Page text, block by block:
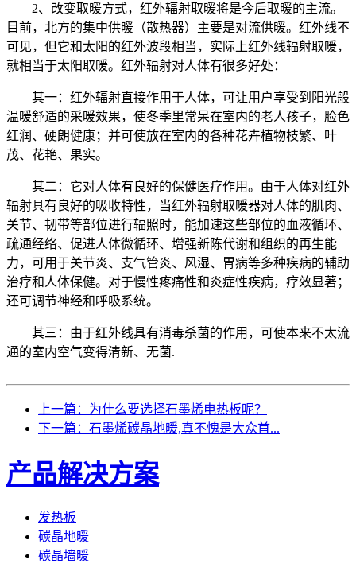
2、改变取暖方式，红外辐射取暖将是今后取暖的主流。
目前，北方的集中供暖（散热器）主要是对流供暖。红外线不
可见，但它和太阳的红外波段相当，实际上红外线辐射取暖，
就相当于太阳取暖。红外辐射对人体有很多好处：
其一：红外辐射直接作用于人体，可让用户享受到阳光般
温暖舒适的采暖效果，使冬季里常呆在室内的老人孩子，脸色
红润、硬朗健康；并可使放在室内的各种花卉植物枝繁、叶
茂、花艳、果实。
其二：它对人体有良好的保健医疗作用。由于人体对红外
辐射具有良好的吸收特性，当红外辐射取暖器对人体的肌肉、
关节、韧带等部位进行辐照时，能加速这些部位的血液循环、
疏通经络、促进人体微循环、增强新陈代谢和组织的再生能
力，可用于关节炎、支气管炎、风湿、胃病等多种疾病的辅助
治疗和人体保健。对于慢性疼痛性和炎症性疾病，疗效显著；
还可调节神经和呼吸系统。
其三：由于红外线具有消毒杀菌的作用，可使本来不太流
通的室内空气变得清新、无菌.
上一篇：为什么要选择石墨烯电热板呢？
下一篇：石墨烯碳晶地暖,真不愧是大众首...
产品解决方案
发热板
碳晶地暖
碳晶墙暖